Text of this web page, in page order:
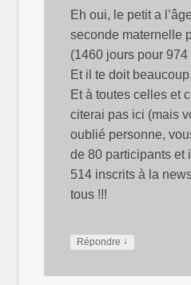
Eh oui, le petit a
seconde maternelle
(1460 jours pour
Et il te doit
Et à toutes celles et
citerai pas ici (mais
oublié personne,
de 80 participants et
514 inscrits à la
tous !!!
Répondre ↓